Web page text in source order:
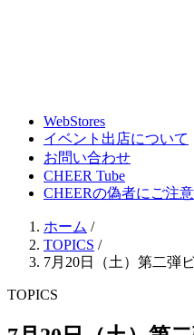
WebStores
イベント出店について
お問い合わせ
CHEER Tube
CHEERの偽者にご注
ホーム /
TOPICS /
7月20日（土）第二弾
TOPICS